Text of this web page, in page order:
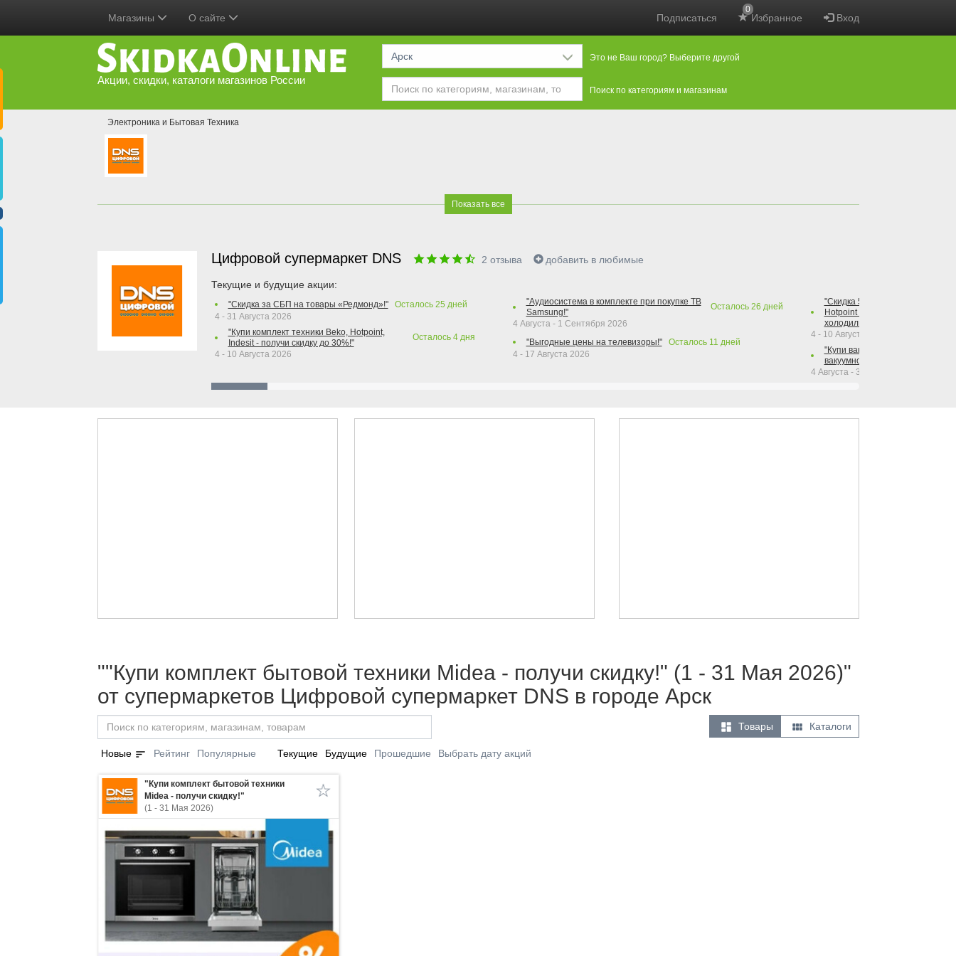
Подписаться Избранное
0
Вход
Магазины О сайте
Акции, скидки, каталоги магазинов России
Арск Это не Ваш город? Выберите другой
Поиск по категориям и магазинам
Электроника и Бытовая Техника
Показать все
Цифровой супермаркет DNS 2 отзыва добавить в любимые
Текущие и будущие акции:
"Скидка за СБП на товары «Редмонд»!" Осталось 25 дней
4 - 31 Августа 2026
"Купи комплект техники Beko, Hotpoint,
Indesit - получи скидку до 30%!"
Осталось 4дня
4 - 10 Августа 2026
"Аудиосистема в комплекте при покупке ТВ
Samsung!"
Осталось 26 дней
4 Августа - 1 Сентября 2026
"Выгодные цены на телевизоры!"
Осталось 11 дней
4 - 17 Августа 2026
"Скидка 50% на варочную
Hotpoint при покупке духового
холодильника Hotpoint!"
4 - 10 Августа 2026
"Купи вакуумный упаковщик +
вакуумного упаковщика =
4 Августа - 30 Сентября 2026
""Купи комплект бытовой техники Midea - получи скидку!" (1 - 31 Мая 2026)"
от супермаркетов Цифровой супермаркет DNS в городе Арск
 Товары  Каталоги
Новые sort Рейтинг Популярные Текущие Будущие Прошедшие Выбрать дату акций
"Купи комплект бытовой техники
Midea - получи скидку!"
(1 - 31 Мая 2026)